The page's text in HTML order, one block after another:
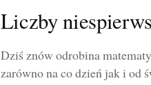
Liczby
Dziś znów odrobina
zarówno na co dzień jak i od